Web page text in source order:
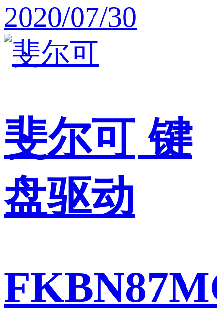
2020/07/30
斐尔可 键
盘驱动